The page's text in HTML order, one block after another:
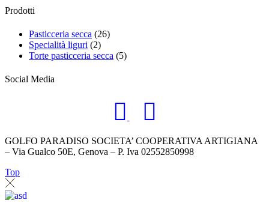
Prodotti
Pasticceria secca (26)
Specialità liguri (2)
Torte pasticceria secca (5)
Social Media
GOLFO PARADISO SOCIETA’ COOPERATIVA ARTIGIANA
– Via Gualco 50E, Genova – P. Iva 02552850998
Top